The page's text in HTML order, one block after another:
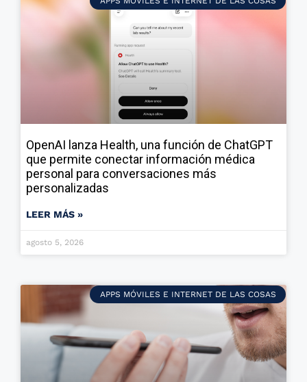
OpenAI lanza Health, una función de ChatGPT
que permite conectar información médica
personal para conversaciones más
personalizadas
LEER MÁS »
agosto 5, 2026
APPS MÓVILES E INTERNET DE LAS COSAS